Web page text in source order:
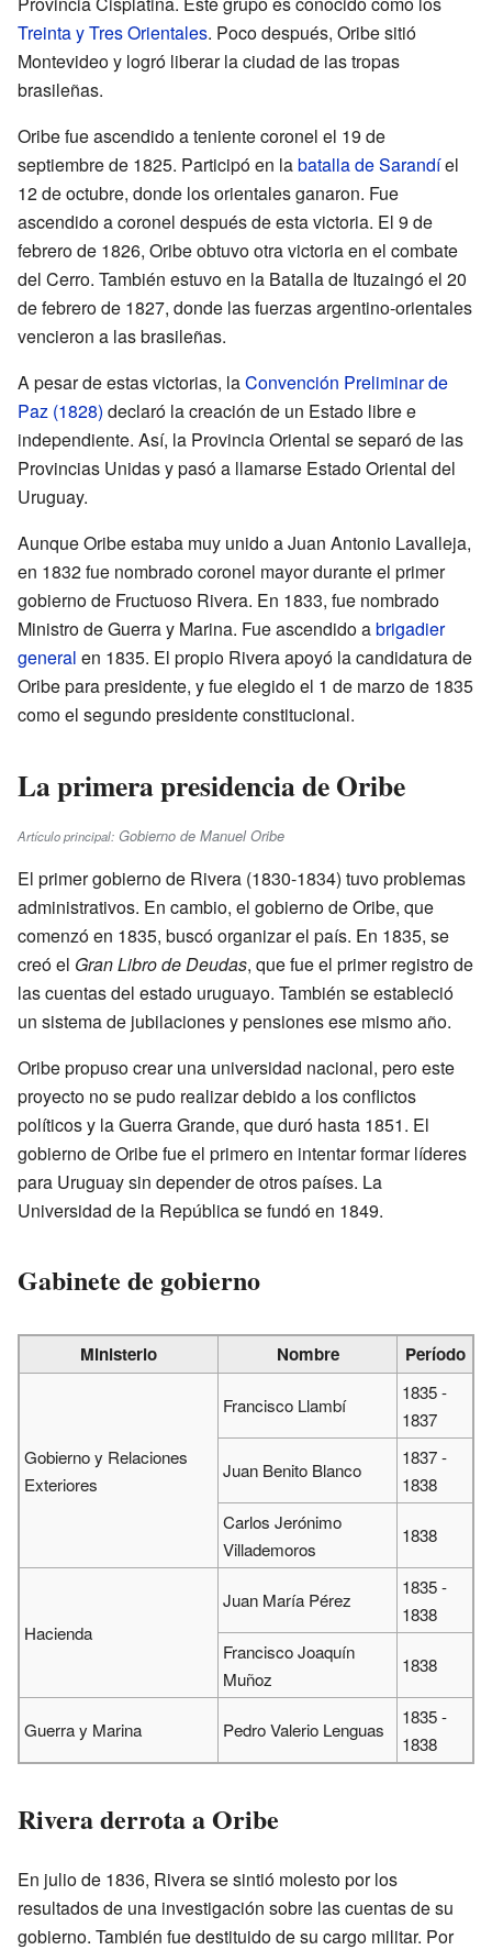
Treinta y Tres Orientales. Poco después, Oribe sitió
Montevideo y logró liberar la ciudad de las tropas
brasileñas.
Oribe fue ascendido a teniente coronel el 19 de
septiembre de 1825. Participó en labatalla de Sarandíel
12 de octubre, donde los orientales ganaron. Fue
ascendido a coronel después de esta victoria. El 9 de
febrero de 1826, Oribe obtuvo otra victoria en el combate
del Cerro. También estuvo en la Batalla de Ituzaingó el 20
de febrero de 1827, donde las fuerzas argentino-orientales
vencieron a las brasileñas.
A pesar de estas victorias, laConvención Preliminar de
Paz (1828) declaró la creación de un Estado libre e
independiente. Así, la Provincia Oriental se separó de las
Provincias Unidas y pasó a llamarse Estado Oriental del
Uruguay.
Aunque Oribe estaba muy unido a Juan Antonio Lavalleja,
en 1832 fue nombrado coronel mayor durante el primer
gobierno de Fructuoso Rivera. En 1833, fue nombrado
Ministro de Guerra y Marina. Fue ascendido abrigadier
general en 1835. El propio Rivera apoyó la candidatura de
Oribe para presidente, y fue elegido el 1 de marzo de 1835
como el segundo presidente constitucional.
La primera presidencia de Oribe
Artículo principal: Gobierno de Manuel Oribe
El primer gobierno de Rivera (1830-1834) tuvo problemas
administrativos. En cambio, el gobierno de Oribe, que
comenzó en 1835, buscó organizar el país. En 1835, se
creó el Gran Libro de Deudas, que fue el primer registro de
las cuentas del estado uruguayo. También se estableció
un sistema de jubilaciones y pensiones ese mismo año.
Oribe propuso crear una universidad nacional, pero este
proyecto no se pudo realizar debido a los conflictos
políticos y la Guerra Grande, que duró hasta 1851. El
gobierno de Oribe fue el primero en intentar formar líderes
para Uruguay sin depender de otros países. La
Universidad de la República se fundó en 1849.
Gabinete de gobierno
Ministerio Nombre Período
Gobierno y Relaciones
Exteriores
Francisco Llambí
1835 -
1837
Juan Benito Blanco
1837 -
1838
Carlos Jerónimo
Villademoros
1838
Hacienda
Juan María Pérez
1835 -
1838
Francisco Joaquín
Muñoz
1838
Guerra y Marina Pedro Valerio Lenguas
1835 -
1838
Rivera derrota a Oribe
En julio de 1836, Rivera se sintió molesto por los
resultados de una investigación sobre las cuentas de su
gobierno. También fue destituido de su cargo militar. Por